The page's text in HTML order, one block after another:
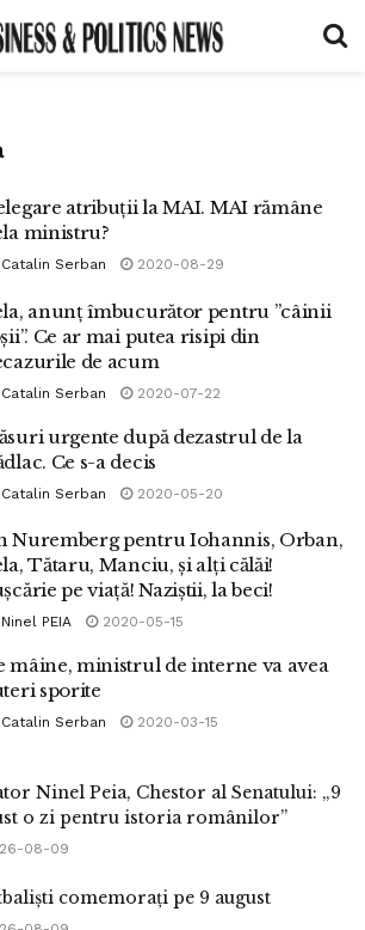
atribuții la MAI. MAI rămâne
ministru?
Catalin Serban 2020-08-29
anunț îmbucurător pentru ”câinii
Ce ar mai putea risipi din
de acum
Catalin Serban 2020-07-22
urgente după dezastrul de la
Ce s-a decis
Catalin Serban 2020-05-20
Nuremberg pentru Iohannis, Orban,
Tătaru, Manciu, și alți călăi!
pe viață! Naziștii, la beci!
Ninel PEIA 2020-05-15
mâine, ministrul de interne va avea
sporite
Catalin Serban 2020-03-15
Ninel Peia, Chestor al Senatului: „9
o zi pentru istoria românilor”
08-09
comemorați pe 9 august